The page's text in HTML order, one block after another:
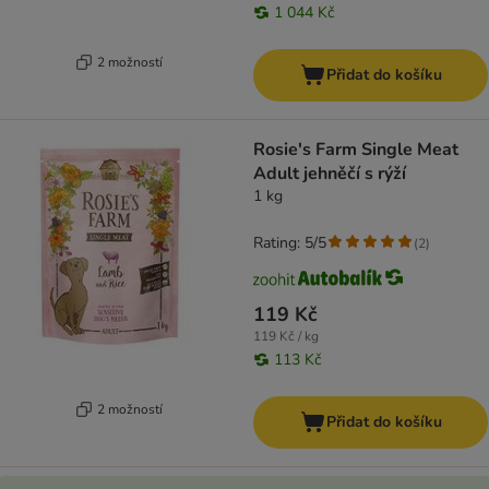
2 možností
1 044 Kč
Přidat do košíku
2 možností
Rosie's Farm Single Meat
Adult jehněčí s rýží
1 kg
119 Kč
119 Kč / kg
113 Kč
Rating: 5/5 (2)
Přidat do košíku